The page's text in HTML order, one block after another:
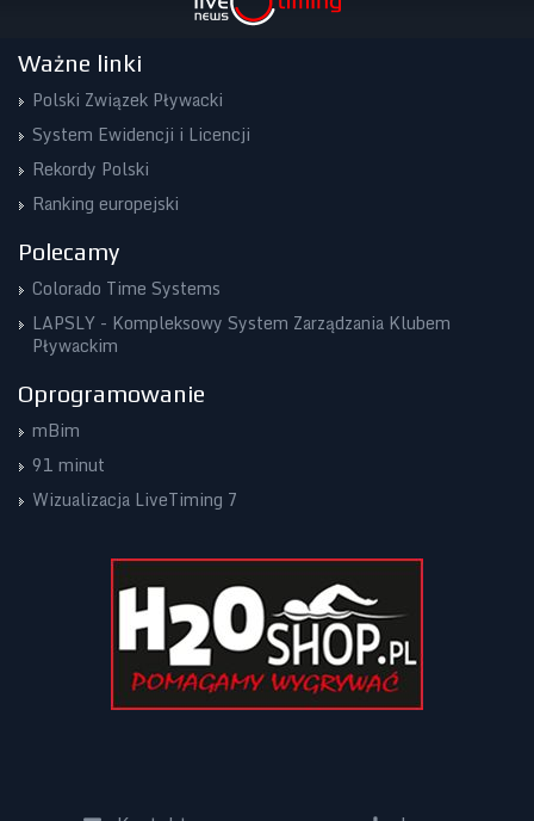
Ważne linki
Polski Związek Pływacki
System Ewidencji i Licencji
Rekordy Polski
Ranking europejski
Polecamy
Colorado Time Systems
LAPSLY - Kompleksowy System Zarządzania Klubem
Pływackim
Oprogramowanie
mBim
91 minut
Wizualizacja LiveTiming 7